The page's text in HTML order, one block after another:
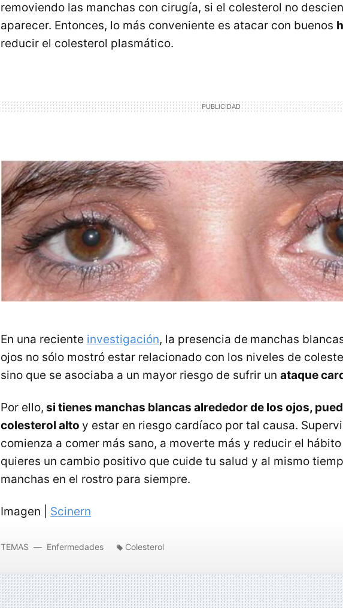
removiendo las manchas con cirugía, si el colesterol no
aparecer. Entonces, lo más conveniente es atacar con buenos
reducir el colesterol plasmático.
En una reciente investigación, la presencia de manchas
ojos no sólo mostró estar relacionado con los niveles de
sino que se asociaba a un mayor riesgo de sufrir un ataque
Por ello, si tienes manchas blancas alrededor de los ojos,
colesterol alto y estar en riesgo cardíaco por tal causa.
comienza a comer más sano, a moverte más y reducir el
quieres un cambio positivo que cuide tu salud y al mismo
manchas en el rostro para siempre.
Imagen | Scinern
TEMAS Enfermedades Colesterol